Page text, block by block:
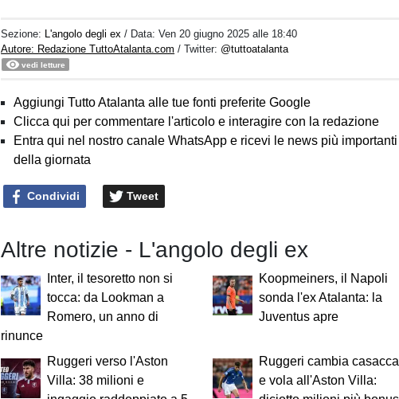
Sezione: L'angolo degli ex / Data:Ven 20 giugno 2025 alle 18:40
Autore: Redazione TuttoAtalanta.com / Twitter: @tuttoatalanta
vedi letture
Aggiungi Tutto Atalanta alle tue fonti preferite Google
Clicca qui per commentare l'articolo e interagire con la redazione
Entra qui nel nostro canale WhatsApp e ricevi le news più importanti
della giornata
Condividi Tweet
Altre notizie - L'angolo degli ex
Inter, il tesoretto non si
tocca: da Lookman a
Romero, un anno di
rinunce
Koopmeiners, il Napoli
sonda l'ex Atalanta: la
Juventus apre
Ruggeri verso l'Aston
Villa: 38 milioni e
Ruggeri cambia casacca
e vola all'Aston Villa: